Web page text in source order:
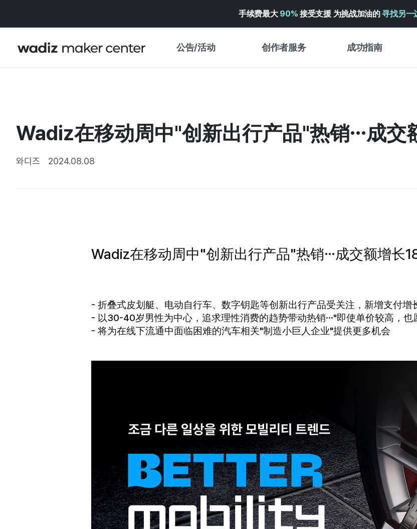
手续费最大 90% 接受支援 为挑战加油的寻找另一
公告/活动 创作者服务 成功指南
我的 WADIZ
重要更新
新闻稿
特展日历
帮助中心 ↗︎
WADIZ 奖励 ↗︎
WADIZ SCHOOL
成功项目故事
Wadiz在移动周中"创新出行产品"热销…成交
와디즈 2024.08.08
Wadiz在移动周中"创新出行产品"热销…成交额增长
- 折叠式皮划艇、电动自行车、数字钥匙等创新出行产品受关注，新增支付增
- 以30-40岁男性为中心，追求理性消费的趋势带动热销…"即使单价较高，也
- 将为在线下流通中面临困难的汽车相关"制造小巨人企业"提供更多机会